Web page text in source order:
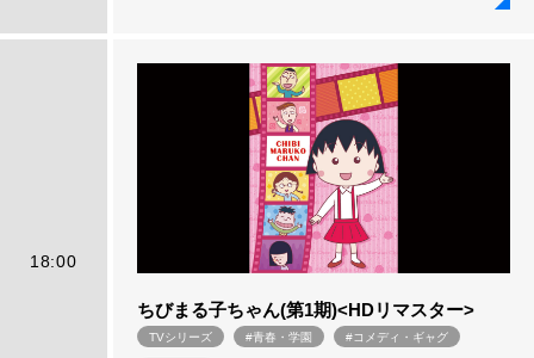
18:00
ちびまる子ちゃん(第1期)<HDリマスター>
TVシリーズ #青春・学園 #コメディ・ギャグ